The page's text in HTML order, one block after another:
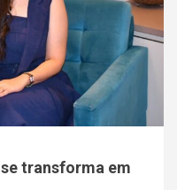
transforma em